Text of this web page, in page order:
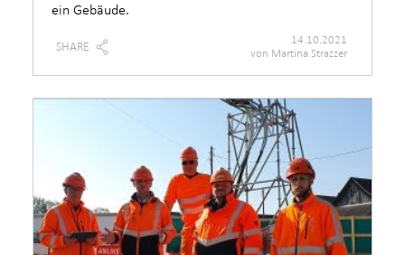
ein Gebäude.
SHARE
14.10.2021
von Martina Strazzer